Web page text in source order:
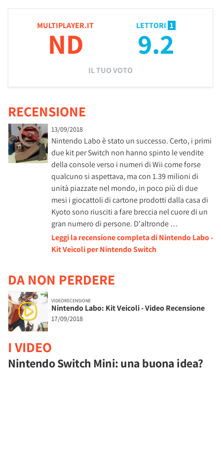
MULTIPLAYER.IT
ND
LETTORI 1
9.2
IL TUO VOTO
RECENSIONE
13/09/2018
Nintendo Labo è stato un successo. Certo, i primi
due kit per Switch non hanno spinto le vendite
della console verso i numeri di Wii come forse
qualcuno si aspettava, ma con 1.39 milioni di
unità piazzate nel mondo, in poco più di due
mesi i giocattoli di cartone prodotti dalla casa di
Kyoto sono riusciti a fare breccia nel cuore di un
gran numero di persone. D'altronde …
Leggi la recensione completa di Nintendo Labo -
Kit Veicoli per Nintendo Switch
DA NON PERDERE
VIDEORECENSIONE
Nintendo Labo: Kit Veicoli - Video Recensione
17/09/2018
I VIDEO
Nintendo Switch Mini: una buona idea?